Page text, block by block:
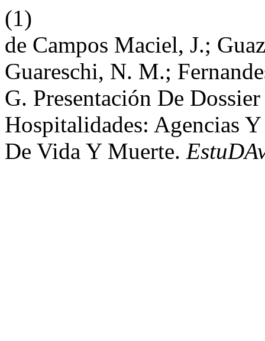
(1)
de Campos Maciel, J.;
Guareschi, N. M.;
G. Presentación De
Hospitalidades: Agencias
De Vida Y Muerte.